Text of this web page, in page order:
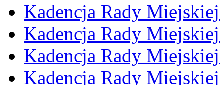
Kadencja Rady
Kadencja Rady
Kadencja Rady
Kadencja Rady